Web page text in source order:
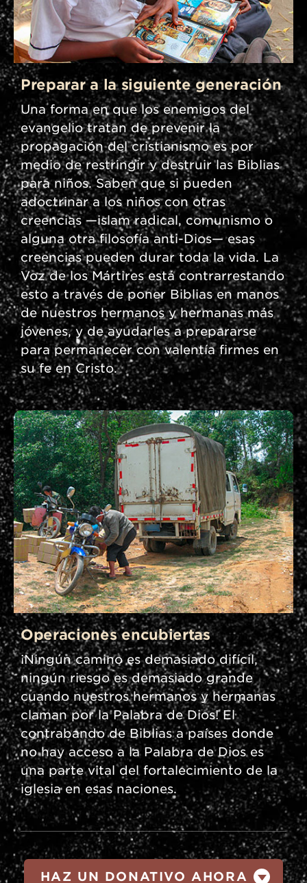
Preparar a la siguiente generación
Una forma en que los enemigos del
evangelio tratan de prevenir la
propagación del cristianismo es por
medio de restringir y destruir las Biblias
para niños. Saben que si pueden
adoctrinar a los niños con otras
creencias —islam radical, comunismo o
alguna otra filosofía anti-Dios— esas
creencias pueden durar toda la vida. La
Voz de los Mártires está contrarrestando
esto a través de poner Biblias en manos
de nuestros hermanos y hermanas más
jóvenes, y de ayudarles a prepararse
para permanecer con valentía firmes en
su fe en Cristo.
Operaciones encubiertas
¡Ningún camino es demasiado difícil,
ningún riesgo es demasiado grande
cuando nuestros hermanos y hermanas
claman por la Palabra de Dios! El
contrabando de Biblias a países donde
no hay acceso a la Palabra de Dios es
una parte vital del fortalecimiento de la
iglesia en esas naciones.
HAZ UN DONATIVO AHORA